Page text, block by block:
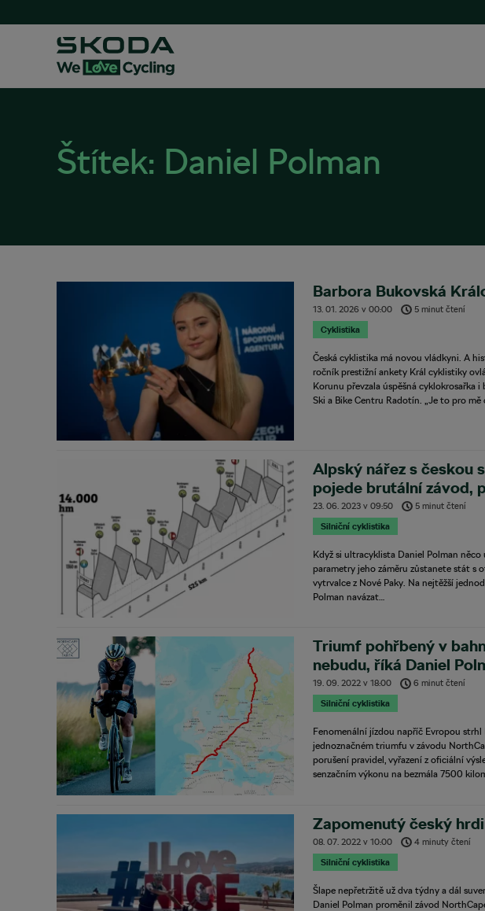
Štítek: Daniel Polman
Barbora Bukovská
13. 01. 2026 v00:00
5 minut čtení
Cyklistika
Česká cyklistika má novou vládkyni. A
ročník prestižní ankety Král cyklistiky
Korunu převzala úspěšná cyklokrosařka
Ski a Bike Centru Radotín. „Je to pro
Alpský nářez s českou
pojede brutální závod,
Teplic
23. 06. 2023 v09:50
5 minut čtení
Silniční cyklistika
Když si ultracyklista Daniel Polman něco
parametry jeho záměru zůstanete stát s
vytrvalce z Nové Paky. Na nejtěžší
Polman navázat…
Triumf pohřbený v
nebudu, říká Daniel
19. 09. 2022 v18:00
6 minut čtení
Silniční cyklistika
Fenomenální jízdou napříč Evropou
jednoznačném triumfu v závodu
porušení pravidel, vyřazení z oficiální
senzačním výkonu na bezmála 7500
Zapomenutý český
08. 07. 2022 v10:00
4 minuty čtení
Silniční cyklistika
Šlape nepřetržitě už dva týdny a dál
Daniel Polman proměnil závod